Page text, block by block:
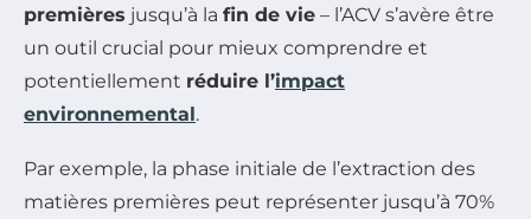
premières jusqu’à la fin de vie – l’ACV s’avère être
un outil crucial pour mieux comprendre et
potentiellement réduire l’impact
environnemental.
Par exemple, la phase initiale de l’extraction des
matières premières peut représenter jusqu’à 70%